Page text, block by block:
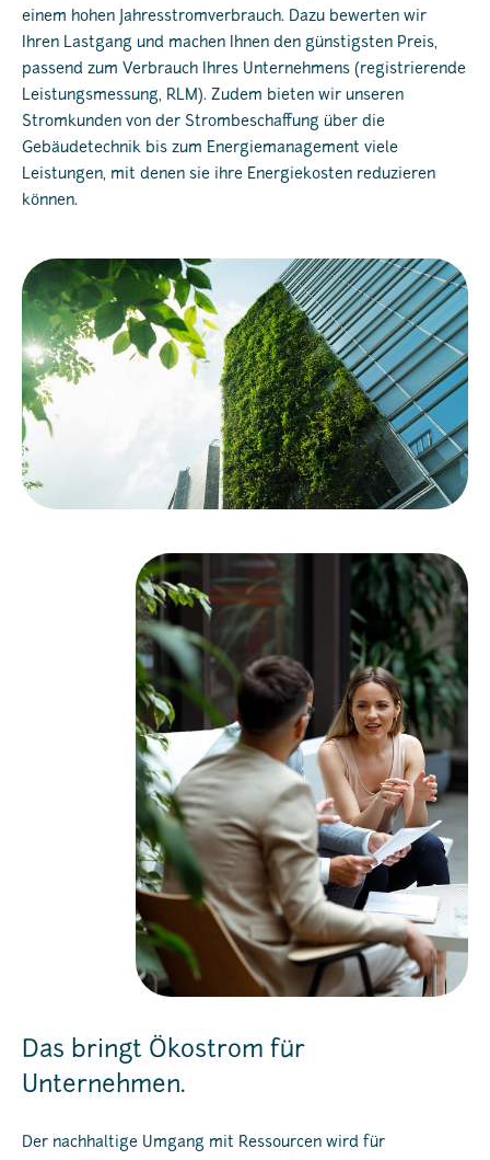
einem hohen Jahresstromverbrauch. Dazu bewerten wir
Ihren Lastgang und machen Ihnen den günstigsten Preis,
passend zum Verbrauch Ihres Unternehmens (registrierende
Leistungsmessung, RLM). Zudem bieten wir unseren
Stromkunden von der Strombeschaffung über die
Gebäudetechnik bis zum Energiemanagement viele
Leistungen, mit denen sie ihre Energiekosten reduzieren
können.
Das bringt Ökostrom für
Unternehmen.
Der nachhaltige Umgang mit Ressourcen wird für